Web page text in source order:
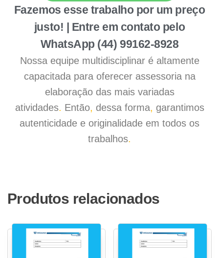
Fazemos esse trabalho por um preço
justo! | Entre em contato pelo
WhatsApp (44) 99162-8928
Nossa equipe multidisciplinar é altamente
capacitada para oferecer assessoria na
elaboração das mais variadas
atividades. Então, dessa forma, garantimos
autenticidade e originalidade em todos os
trabalhos.
Produtos relacionados